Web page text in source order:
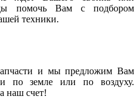
помочь Вам с подбором
техники.
и мы предложим Вам
по земле или по воздуху.
наш счет!